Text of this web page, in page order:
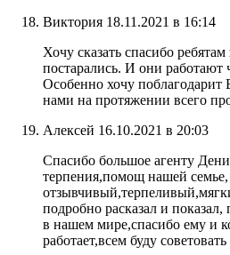
Виктория 18.11.2021 в 16:14
Хочу сказать спасибо
постарались. И они работают
Особенно хочу поблагодарит
нами на протяжении всего
Алексей 16.10.2021 в 20:03
Спасибо большое агенту
терпения,помощ нашей семье,
подробно расказал и
в нашем мире,спасибо ему и
работает,всем буду